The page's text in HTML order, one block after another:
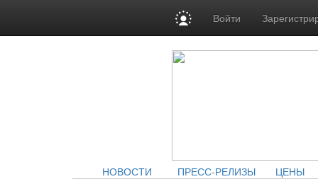
Войти
НОВОСТИ ПРЕСС-РЕЛИЗЫ ЦЕНЫ